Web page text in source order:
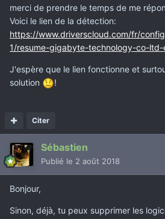
merci de prendre le temps de me
Voici le lien de la détection:
https://www.driverscloud.com/fr/
1/resume-gigabyte-technology-co-
J'espère que le lien fonctionne et
solution
!
Citer
Sébastien
Publié le 2 août 2018
Bonjour,
Sinon, déjà, tu peux supprimer les